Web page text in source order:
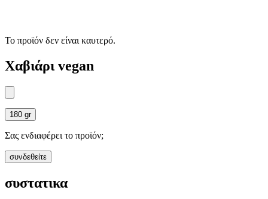
Το προϊόν δεν είναι καυτερό.
Χαβιάρι vegan
180 gr
Σας ενδιαφέρει το προϊόν;
συνδεθείτε
συστατικα